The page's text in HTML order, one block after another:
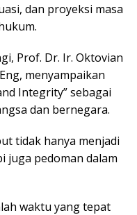
dan proyeksi masa
Prof. Dr. Ir. Oktovian
menyampaikan
Integrity” sebagai
dan bernegara.
tidak hanya menjadi
juga pedoman dalam
waktu yang tepat